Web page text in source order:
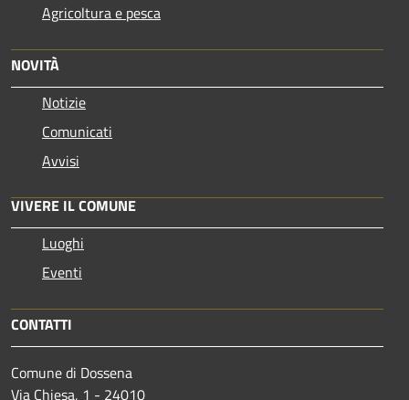
Agricoltura e pesca
NOVITÀ
Notizie
Comunicati
Avvisi
VIVERE IL COMUNE
Luoghi
Eventi
CONTATTI
Comune di Dossena
Via Chiesa, 1 - 24010